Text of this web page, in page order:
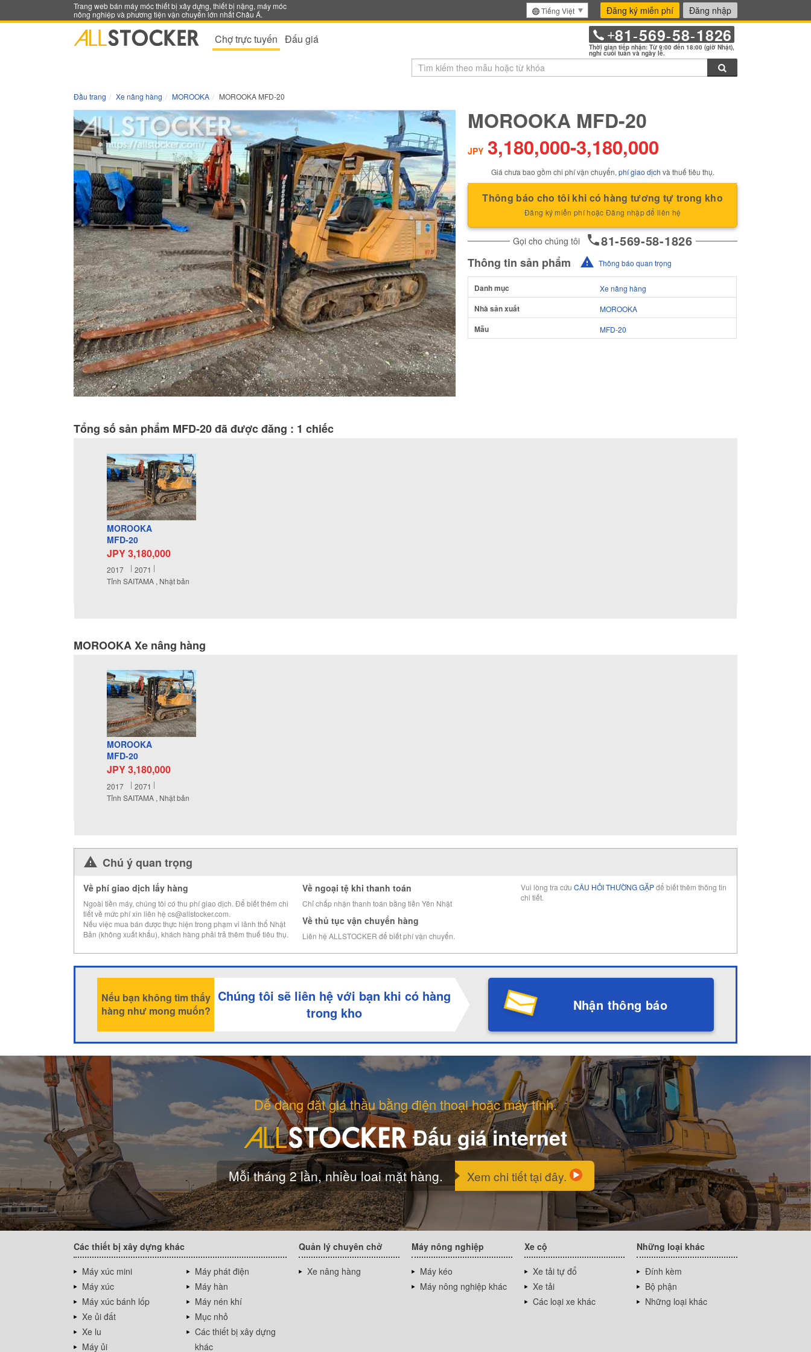
Trang web bán máy móc thiết bị xây dựng, thiết bị nặng, máy móc
nông nghiệp và phương tiện vận chuyển lớn nhất Châu Á.
Tiếng Việt Đăng ký miễn phí Đăng nhập
Chợ trực tuyến Đấu giá +81 -569-58-1826
Thời gian tiếp nhận: Từ 9:00 đến 18:00 (giờ Nhật),
nghỉ cuối tuần và ngày lễ.
Đầu trang Xe nâng hàng MOROOKA MOROOKA MFD-20
MOROOKA MFD-20
JPY 3,180,000-3,180,000
Giá chưa bao gồm chi phí vận chuyển,phí giao dịch và thuế tiêu thụ.
Thông báo cho tôi khi có hàng tương tự trong kho
Đăng ký miễn phí hoặc Đăng nhập để liên hệ
Gọi cho chúng tôi 81-569-58-1826
Thông tin sản phẩm Thông báo quan trọng
Danh mục Xe nâng hàng
Nhà sản xuất MOROOKA
Mẫu MFD-20
Tổng số sản phẩm MFD-20 đã được đăng : 1 chiếc
MOROOKA
MFD-20
JPY 3,180,000
2017
2071
Tỉnh SAITAMA , Nhật bản
MOROOKA Xe nâng hàng
MOROOKA
MFD-20
JPY 3,180,000
2017
2071
Tỉnh SAITAMA , Nhật bản
Chú ý quan trọng
Về phí giao dịch lấy hàng
Ngoài tiền máy, chúng tôi có thu phí giao dịch. Để biết thêm chi
tiết về mức phí xin liên hệ cs@allstocker.com.
Nếu việc mua bán được thực hiện trong phạm vi lãnh thổ Nhật
Bản (không xuất khẩu), khách hàng phải trả thêm thuế tiêu thụ.
Về ngoại tệ khi thanh toán
Chỉ chấp nhận thanh toán bằng tiền Yên Nhật
Về thủ tục vận chuyển hàng
Liên hệ ALLSTOCKER để biết phí vận chuyển.
Vui lòng tra cứuCÂU HỎI THƯỜNG GẶPđể biết thêm thông tin
chi tiết.
Nếu bạn không tìm thấy
hàng như mong muốn?
Chúng tôi sẽ liên hệ với bạn khi có hàng
trong kho
Nhận thông báo
Dễ dàng đặt giá thầu bằng điện thoại hoặc máy tính.
Đấu giá internet
Mỗi tháng 2 lần, nhiều loai mặt hàng. Xem chi tiết tại đây.
Các thiết bị xây dựng khác
Máy xúc mini
Máy xúc
Máy xúc bánh lốp
Xe ủi đất
Xe lu
Máy ủi
Máy phát điện
Máy hàn
Máy nén khí
Mục nhỏ
Các thiết bị xây dựng
khác
Quản lý chuyên chở
Xe nâng hàng
Máy nông nghiệp
Máy kéo
Máy nông nghiệp khác
Xe cộ
Xe tải tự đổ
Xe tải
Các loại xe khác
Những loại khác
Đính kèm
Bộ phận
Những loại khác